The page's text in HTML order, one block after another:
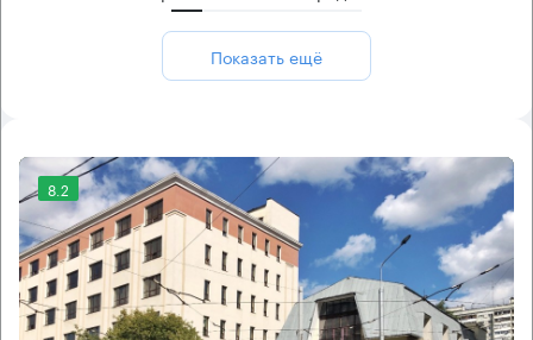
Показать ещё
8.2